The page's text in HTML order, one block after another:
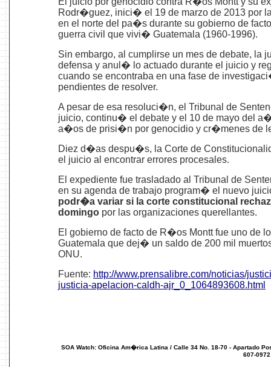
Rodr�guez, inici� el 19 de marzo de 2013 por
en el norte del pa�s durante su gobierno de
guerra civil que vivi� Guatemala (1960-1996).
Sin embargo, al cumplirse un mes de debate, la
defensa y anul� lo actuado durante el juicio y
cuando se encontraba en una fase de
pendientes de resolver.
A pesar de esa resoluci�n, el Tribunal de
juicio, continu� el debate y el 10 de mayo del
a�os de prisi�n por genocidio y cr�menes de
Diez d�as despu�s, la Corte de
el juicio al encontrar errores procesales.
El expediente fue trasladado al Tribunal de
en su agenda de trabajo program� el nuevo
podr�a variar si la corte constitucional
domingo por las organizaciones querellantes.
El gobierno de facto de R�os Montt fue uno de
Guatemala que dej� un saldo de 200 mil
ONU.
Fuente: http://www.prensalibre.com/noticias/
justicia-apelacion-caldh-ajr_0_1064893608.html
SOA Watch: Oficina Am�rica Latina / Calle 34 No. 18-70 - Apartado
607-0972